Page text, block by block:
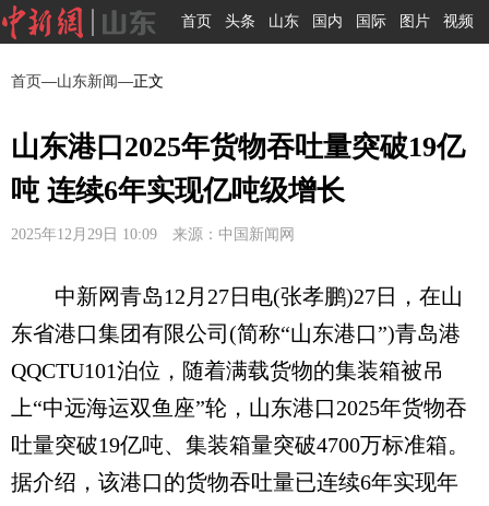
首页 头条 山东 国内 国际 图片 视频
首页—山东新闻—正文
山东港口2025年货物吞吐量突破19亿
吨 连续6年实现亿吨级增长
2025年12月29日 10:09 来源：中国新闻网
中新网青岛12月27日电(张孝鹏)27日，在山
东省港口集团有限公司(简称“山东港口”)青岛港
QQCTU101泊位，随着满载货物的集装箱被吊
上“中远海运双鱼座”轮，山东港口2025年货物吞
吐量突破19亿吨、集装箱量突破4700万标准箱。
据介绍，该港口的货物吞吐量已连续6年实现年